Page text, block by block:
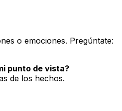
o emociones. Pregúntate:
punto de vista?
de los hechos.